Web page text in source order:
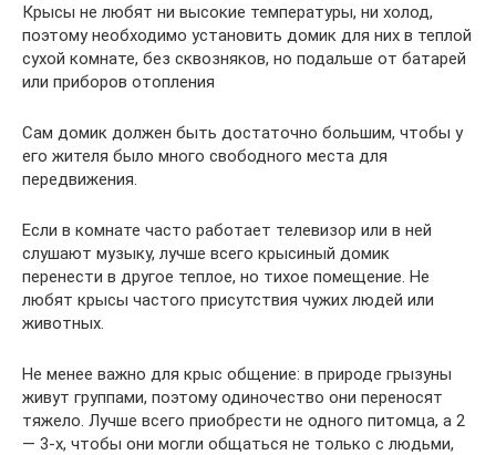
Крысы не любят ни высокие температуры, ни холод,
поэтому необходимо установить домик для них в теплой
сухой комнате, без сквозняков, но подальше от батарей
или приборов отопления
Сам домик должен быть достаточно большим, чтобы у
его жителя было много свободного места для
передвижения.
Если в комнате часто работает телевизор или в ней
слушают музыку, лучше всего крысиный домик
перенести в другое теплое, но тихое помещение. Не
любят крысы частого присутствия чужих людей или
животных.
Не менее важно для крыс общение: в природе грызуны
живут группами, поэтому одиночество они переносят
тяжело. Лучше всего приобрести не одного питомца, а 2
— 3-х, чтобы они могли общаться не только с людьми,